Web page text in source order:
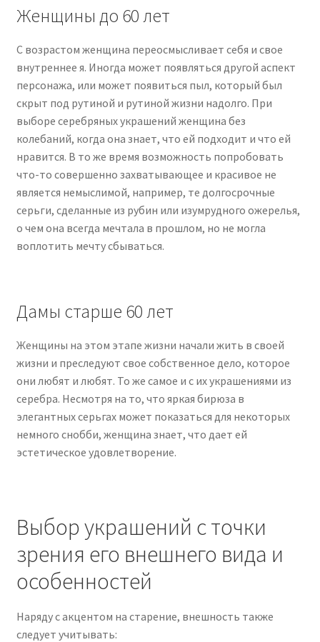
Женщины до 60 лет
С возрастом женщина переосмысливает себя и свое
внутреннее я. Иногда может появляться другой аспект
персонажа, или может появиться пыл, который был
скрыт под рутиной и рутиной жизни надолго. При
выборе серебряных украшений женщина без
колебаний, когда она знает, что ей подходит и что ей
нравится. В то же время возможность попробовать
что-то совершенно захватывающее и красивое не
является немыслимой, например, те долгосрочные
серьги, сделанные из рубин или изумрудного ожерелья,
о чем она всегда мечтала в прошлом, но не могла
воплотить мечту сбываться.
Дамы старше 60 лет
Женщины на этом этапе жизни начали жить в своей
жизни и преследуют свое собственное дело, которое
они любят и любят. То же самое и с их украшениями из
серебра. Несмотря на то, что яркая бирюза в
элегантных серьгах может показаться для некоторых
немного снобби, женщина знает, что дает ей
эстетическое удовлетворение.
Выбор украшений с точки
зрения его внешнего вида и
особенностей
Наряду с акцентом на старение, внешность также
следует учитывать: